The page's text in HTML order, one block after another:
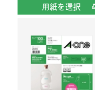
用紙を選択